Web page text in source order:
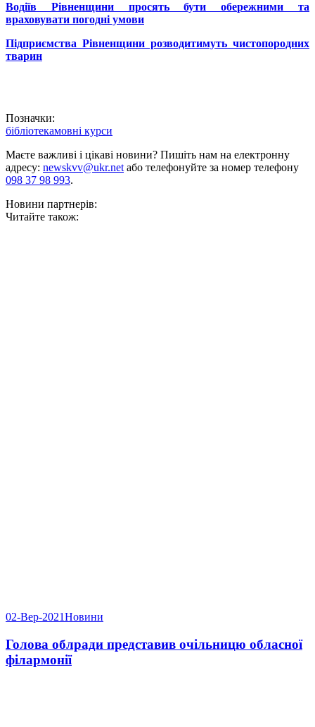
Водіїв Рівненщини просять бути обережними та
враховувати погодні умови
Підприємства Рівненщини розводитимуть чистопородних
тварин
Позначки:
бібліотекамовні курси
Маєте важливі і цікаві новини? Пишіть нам на електронну
адресу: newskvv@ukr.netабо телефонуйте за номер телефону
098 37 98 993.
Новини партнерів:
Читайте також:
02-Вер-2021Новини
Голова облради представив очільницю обласної
філармонії